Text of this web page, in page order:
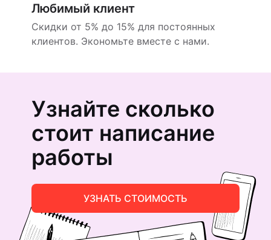
Любимый клиент
Скидки от 5% до 15% для постоянных
клиентов. Экономьте вместе с нами.
Узнайте сколько
стоит написание
работы
УЗНАТЬ СТОИМОСТЬ